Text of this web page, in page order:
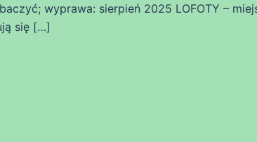
wyprawa: sierpień 2025 LOFOTY –
się […]